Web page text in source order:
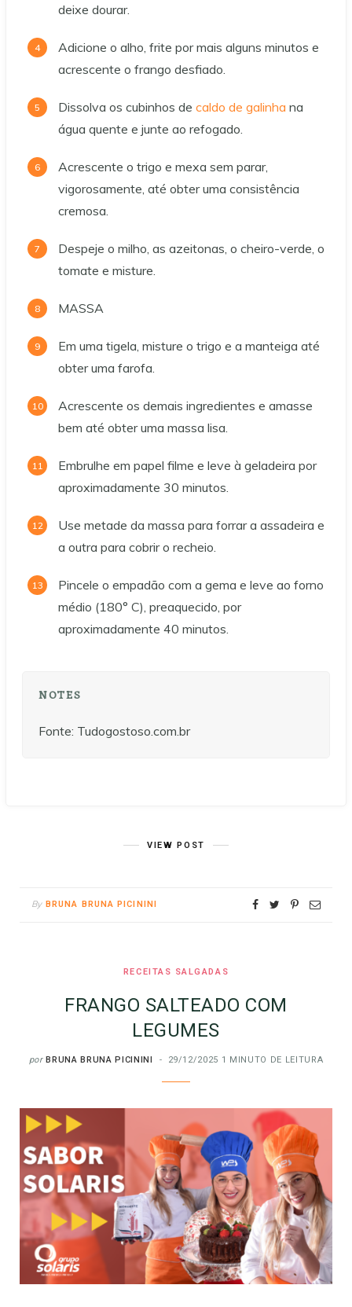
deixe dourar.
Adicione o alho, frite por mais alguns minutos e
acrescente o frango desfiado.
Dissolva os cubinhos de caldo de galinha na
água quente e junte ao refogado.
Acrescente o trigo e mexa sem parar,
vigorosamente, até obter uma consistência
cremosa.
Despeje o milho, as azeitonas, o cheiro-verde, o
tomate e misture.
MASSA
Em uma tigela, misture o trigo e a manteiga até
obter uma farofa.
Acrescente os demais ingredientes e amasse
bem até obter uma massa lisa.
Embrulhe em papel filme e leve à geladeira por
aproximadamente 30 minutos.
Use metade da massa para forrar a assadeira e
a outra para cobrir o recheio.
Pincele o empadão com a gema e leve ao forno
médio (180° C), preaquecido, por
aproximadamente 40 minutos.
NOTES
Fonte: Tudogostoso.com.br
VIEW POST
By BRUNA BRUNA PICININI
RECEITAS SALGADAS
FRANGO SALTEADO COM
LEGUMES
por BRUNA BRUNA PICININI 29/12/2025 1 MINUTO DE LEITURA